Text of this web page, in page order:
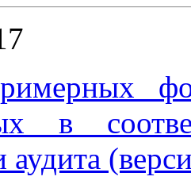
в
аудита